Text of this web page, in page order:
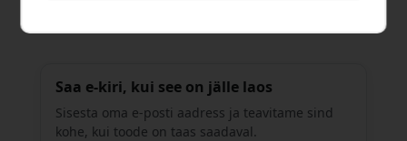
Saa e-kiri, kui see on jälle laos
Sisesta oma e-posti aadress ja teavitame sind
kohe, kui toode on taas saadaval.